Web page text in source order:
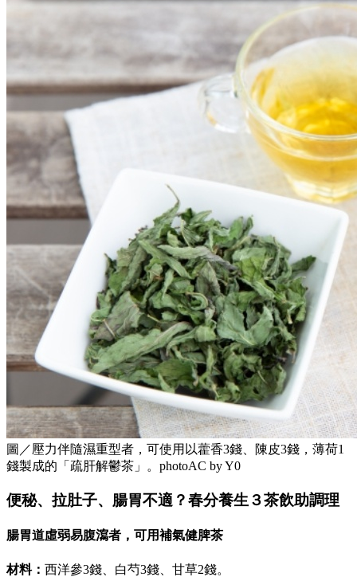
圖／壓力伴隨濕重型者，可使用以藿香3錢、陳皮3錢，薄荷1
錢製成的「疏肝解鬱茶」。photoAC by Y0
便秘、拉肚子、腸胃不適？春分養生３茶飲助調理
腸胃道虛弱易腹瀉者，可用補氣健脾茶
材料： 西洋參3錢、白芍3錢、甘草2錢。